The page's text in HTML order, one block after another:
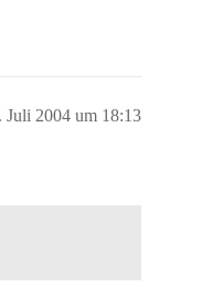
Juli 2004 um 18:13